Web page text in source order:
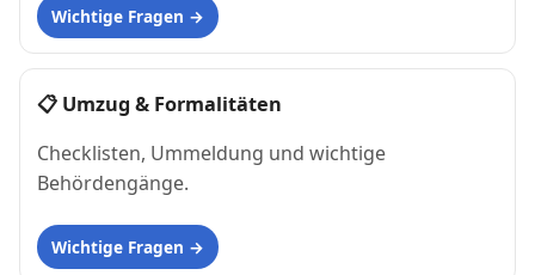
Wichtige Fragen
📋 Umzug & Formalitäten
Checklisten, Ummeldung und wichtige
Behördengänge.
Wichtige Fragen